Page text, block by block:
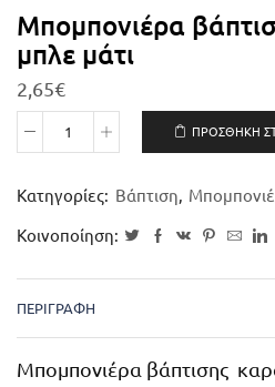
Μπομπονιέρα
μπλε μάτι
2,65€
ΠΡΟΣΘΉΚΗ
Κατηγορίες: Βάπτιση,
Κοινοποίηση:
ΠΕΡΙΓΡΑΦΉ
Μπομπονιέρα βάπτισης